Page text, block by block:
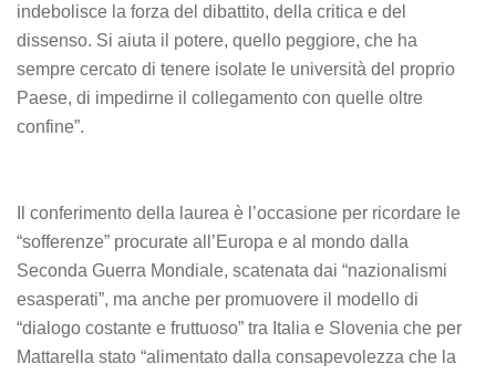
indebolisce la forza del dibattito, della critica e del
dissenso. Si aiuta il potere, quello peggiore, che ha
sempre cercato di tenere isolate le università del proprio
Paese, di impedirne il collegamento con quelle oltre
confine”.
Il conferimento della laurea è l’occasione per ricordare le
“sofferenze” procurate all’Europa e al mondo dalla
Seconda Guerra Mondiale, scatenata dai “nazionalismi
esasperati”, ma anche per promuovere il modello di
“dialogo costante e fruttuoso” tra Italia e Slovenia che per
Mattarella stato “alimentato dalla consapevolezza che la